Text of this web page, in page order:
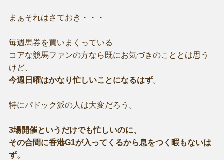
まぁそれはさておき・・・
毎週馬券を買いまくっている
コアな競馬ファンの方なら既にお気づきのこととは思う
けど、
今週日曜はかなり忙しいことになるはず。
特にパドック派の人は大変だろう。
3場開催というだけでも忙しいのに、
その合間に香港G1が入ってくるから息をつく暇もないは
ず。